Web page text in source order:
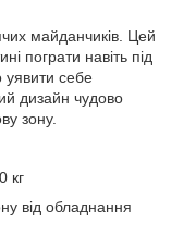
майданчиків. Цей
пограти навіть під
уявити себе
дизайн чудово
зону.
кг
від обладнання